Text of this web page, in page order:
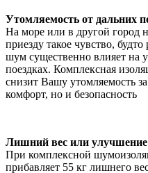
Утомляемость от дальних
На море или в другой город
приезду такое чувство,
шум существенно влияет на
поездках. Комплексная
снизит Вашу утомляемость
комфорт, но и безопасность
Лишний вес или улучшение
При комплексной
прибавляет 55 кг лишнего